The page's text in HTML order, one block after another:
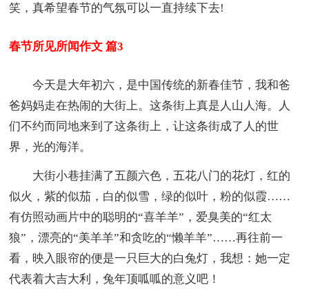
笑，真希望春节的气氛可以一直持续下去!
春节所见所闻作文 篇3
今天是大年初六，是中国传统的新春佳节，我和爸
爸妈妈走在热闹的大街上。这条街上真是人山人海。人
们不约而同地来到了这条街上，让这条街成了人的世
界，光的海洋。
大街小巷挂满了五颜六色，五花八门的花灯，红的
似火，紫的似茄，白的似雪，绿的似叶，粉的似霞……
有仿照动画片中的聪明的“喜羊羊”，爱臭美的“红太
狼”，漂亮的“美羊羊”和贪吃的“懒羊羊”……再往前一
看，映入眼帘的便是一只巨大的白兔灯，我想：她一定
代表着大吉大利，兔年顶呱呱的意义吧！